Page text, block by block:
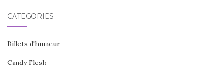
CATÉGORIES
Billets d'humeur
Candy Flesh